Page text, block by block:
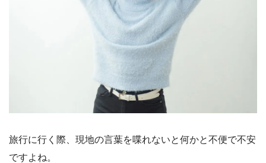
旅行に行く際、現地の言葉を喋れないと何かと不便で不安
ですよね。